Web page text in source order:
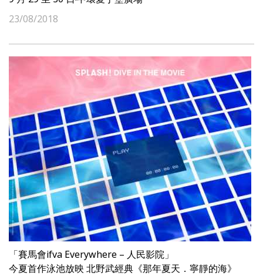
23/08/2018
「賽馬會ifva Everywhere – 人民影院」
今夏首作泳池放映 北野武經典《那年夏天．寧靜的海》